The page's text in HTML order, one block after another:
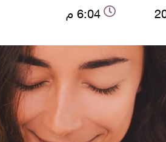
6:04 م